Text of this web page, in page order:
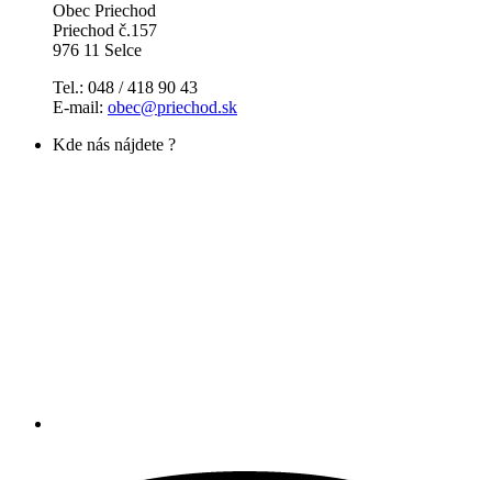
Obec Priechod
Priechod č.157
976 11 Selce
Tel.: 048 / 418 90 43
E-mail: obec@priechod.sk
Kde nás nájdete ?